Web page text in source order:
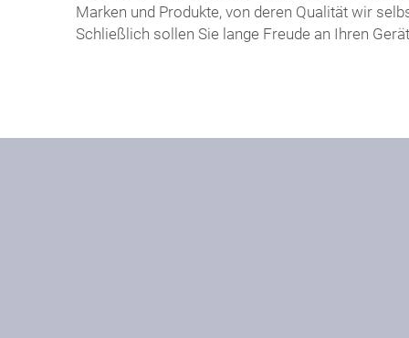
Marken und Produkte, von deren Qualität wir
Schließlich sollen Sie lange Freude an Ihren